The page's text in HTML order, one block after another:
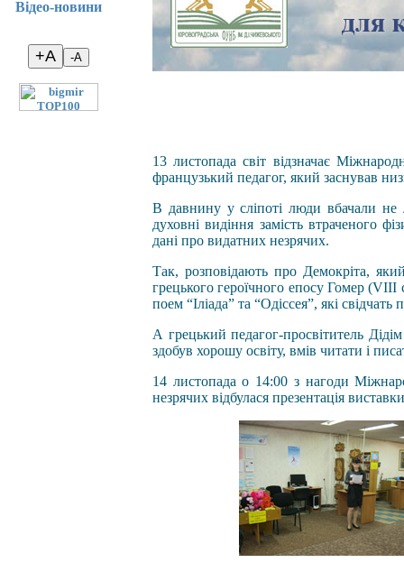
Відео-новини
13 листопада світ відзначає
французький педагог, який заснував
В давнину у сліпоті люди вбачали
духовні видіння замість втраченого
дані про видатних незрячих.
Так, розповідають про Демокріта,
грецького героїчного епосу Гомер
поем “Іліада” та “Одіссея”, які
А грецький педагог-просвітитель
здобув хорошу освіту, вмів читати і
14 листопада о 14:00 з нагоди
незрячих відбулася презентація